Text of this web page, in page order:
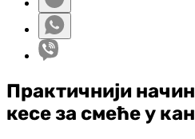
Практичнији
кесе за смеће у